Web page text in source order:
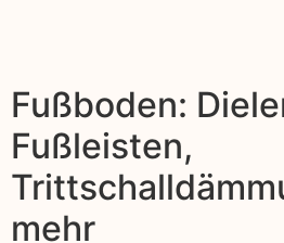
Fußboden:
Fußleisten,
mehr